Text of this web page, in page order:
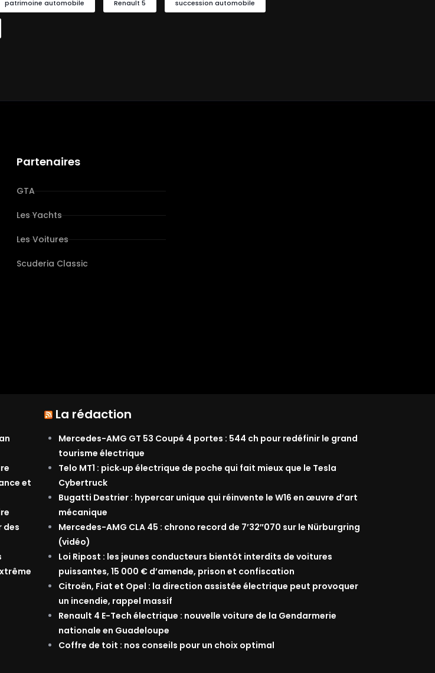
patrimoine automobile Renault 5 succession automobile
Partenaires
GTA
Les Yachts
Les Voitures
Scuderia Classic
et
des
La rédaction
Mercedes-AMG GT 53 Coupé 4 portes : 544 ch pour redéfinir le grand
tourisme électrique
Telo MT1 : pick‑up électrique de poche qui fait mieux que le Tesla
Cybertruck
Bugatti Destrier : hypercar unique qui réinvente le W16 en œuvre d’art
mécanique
Mercedes-AMG CLA 45 : chrono record de 7’32″070 sur le Nürburgring
(vidéo)
Loi Ripost : les jeunes conducteurs bientôt interdits de voitures
puissantes, 15 000 € d’amende, prison et confiscation
Citroën, Fiat et Opel : la direction assistée électrique peut provoquer
un incendie, rappel massif
Renault 4 E-Tech électrique : nouvelle voiture de la Gendarmerie
nationale en Guadeloupe
Coffre de toit : nos conseils pour un choix optimal